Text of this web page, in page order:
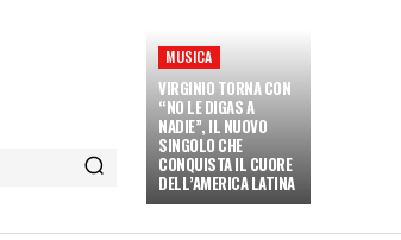
MUSICA
VIRGINIO TORNA CON
“NO LE DIGAS A
NADIE”, IL NUOVO
SINGOLO CHE
CONQUISTA IL CUORE
DELL’AMERICA LATINA